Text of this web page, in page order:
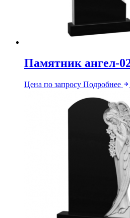
Памятник ангел-
Цена по запросу Подробнее